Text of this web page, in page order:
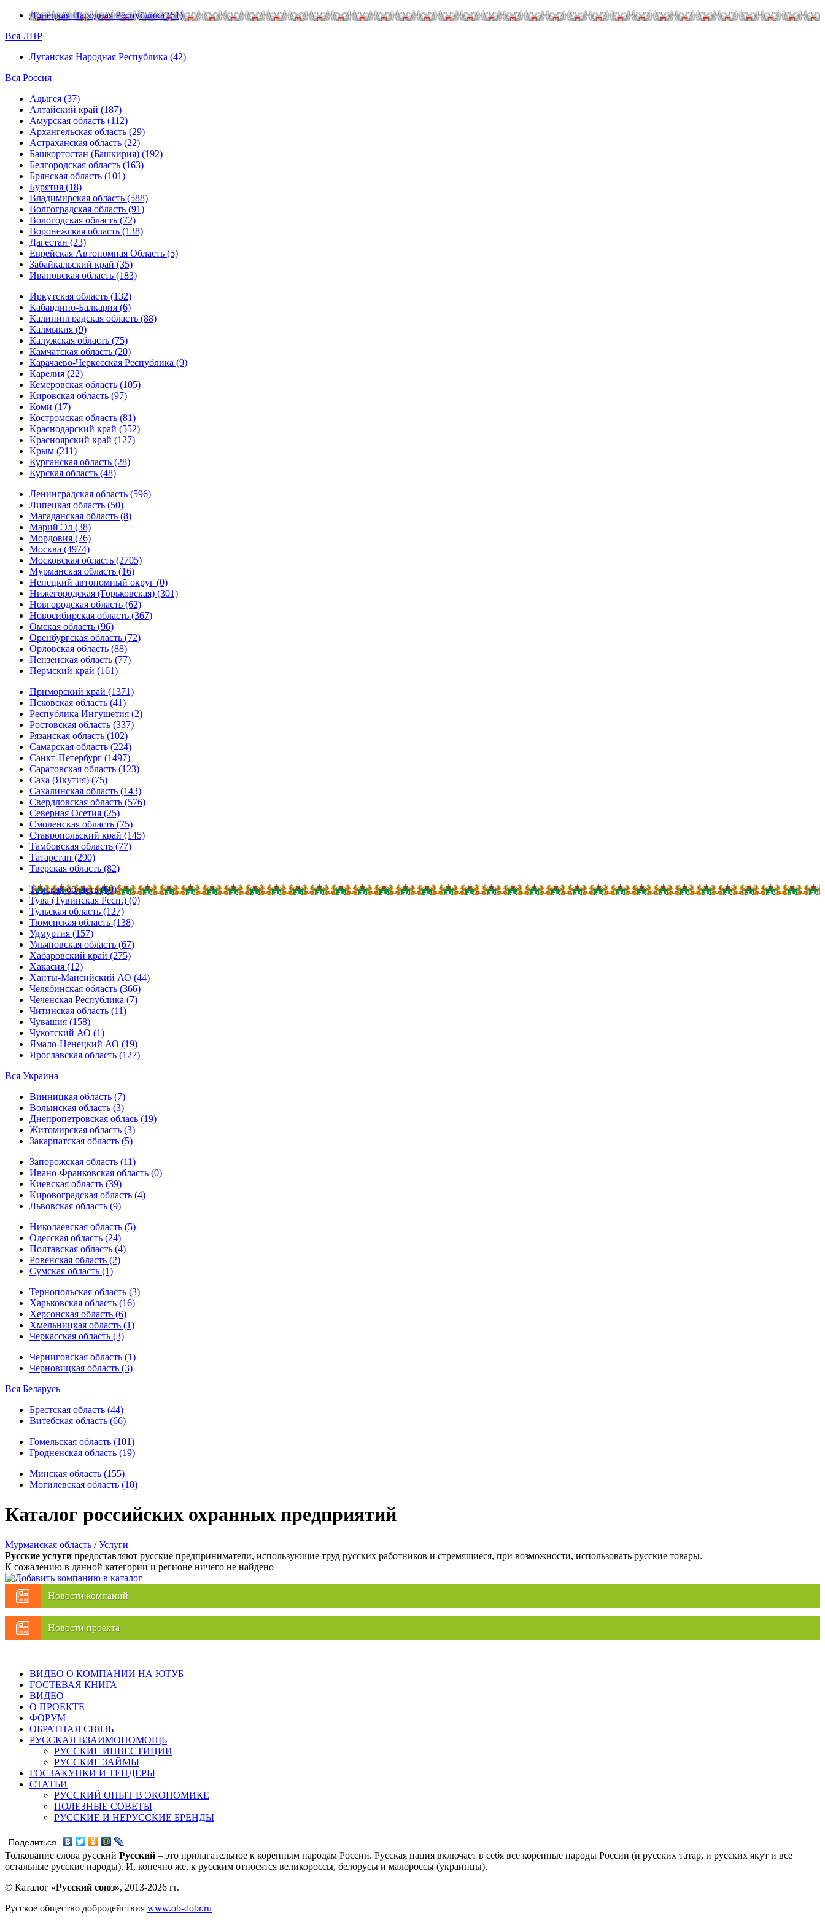
Донецкая Народная Республика (61)
Вся ЛНР
Луганская Народная Республика (42)
Вся Россия
Адыгея (37)
Алтайский край (187)
Амурская область (112)
Архангельская область (29)
Астраханская область (22)
Башкортостан (Башкирия) (192)
Белгородская область (163)
Брянская область (101)
Бурятия (18)
Владимирская область (588)
Волгоградская область (91)
Вологодская область (72)
Воронежская область (138)
Дагестан (23)
Еврейская Автономная Область (5)
Забайкальский край (35)
Ивановская область (183)
Иркутская область (132)
Кабардино-Балкария (6)
Калининградская область (88)
Калмыкия (9)
Калужская область (75)
Камчатская область (20)
Карачаево-Черкесская Республика (9)
Карелия (22)
Кемеровская область (105)
Кировская область (97)
Коми (17)
Костромская область (81)
Краснодарский край (552)
Красноярский край (127)
Крым (211)
Курганская область (28)
Курская область (48)
Ленинградская область (596)
Липецкая область (50)
Магаданская область (8)
Марий Эл (38)
Мордовия (26)
Москва (4974)
Московская область (2705)
Мурманская область (16)
Ненецкий автономный округ (0)
Нижегородская (Горьковская) (301)
Новгородская область (62)
Новосибирская область (367)
Омская область (96)
Оренбургская область (72)
Орловская область (88)
Пензенская область (77)
Пермский край (161)
Приморский край (1371)
Псковская область (41)
Республика Ингушетия (2)
Ростовская область (337)
Рязанская область (102)
Самарская область (224)
Санкт-Петербург (1497)
Саратовская область (123)
Саха (Якутия) (75)
Сахалинская область (143)
Свердловская область (576)
Северная Осетия (25)
Смоленская область (75)
Ставропольский край (145)
Тамбовская область (77)
Татарстан (290)
Тверская область (82)
Томская область (60)
Тува (Тувинская Респ.) (0)
Тульская область (127)
Тюменская область (138)
Удмуртия (157)
Ульяновская область (67)
Хабаровский край (275)
Хакасия (12)
Ханты-Мансийский АО (44)
Челябинская область (366)
Чеченская Республика (7)
Читинская область (11)
Чувашия (158)
Чукотский АО (1)
Ямало-Ненецкий АО (19)
Ярославская область (127)
Вся Украина
Винницкая область (7)
Волынская область (3)
Днепропетровская облась (19)
Житомирская область (3)
Закарпатская область (5)
Запорожская область (11)
Ивано-Франковская область (0)
Киевская область (39)
Кировоградская область (4)
Львовская область (9)
Николаевская область (5)
Одесская область (24)
Полтавская область (4)
Ровенская область (2)
Сумская область (1)
Тернопольская область (3)
Харьковская область (16)
Херсонская область (6)
Хмельницкая область (1)
Черкасская область (3)
Черниговская область (1)
Черновицкая область (3)
Вся Беларусь
Брестская область (44)
Витебская область (66)
Гомельская область (101)
Гродненская область (19)
Минская область (155)
Могилевская область (10)
Каталог российских охранных предприятий
Мурманская область /Услуги
Русские услуги предоставляют русские предприниматели, использующие труд русских работников и стремящиеся, при возможности, использовать русские товары.
К сожалению в данной категории и регионе ничего не найдено
Новости компаний
Новости проекта
ВИДЕО О КОМПАНИИ НА ЮТУБ
ГОСТЕВАЯ КНИГА
ВИДЕО
О ПРОЕКТЕ
ФОРУМ
ОБРАТНАЯ СВЯЗЬ
РУССКАЯ ВЗАИМОПОМОЩЬ
РУССКИЕ ИНВЕСТИЦИИ
РУССКИЕ ЗАЙМЫ
ГОСЗАКУПКИ И ТЕНДЕРЫ
СТАТЬИ
РУССКИЙ ОПЫТ В ЭКОНОМИКЕ
ПОЛЕЗНЫЕ СОВЕТЫ
РУССКИЕ И НЕРУССКИЕ БРЕНДЫ
Поделиться
Толкование слова русский Русский – это прилагательное к коренным народам России. Русская нация включает в себя все коренные народы России (и русских татар, и русских якут и все
остальные русские народы). И, конечно же, к русским относятся великороссы, белорусы и малороссы (украинцы).
© Каталог «Русский союз», 2013-2026 гг.
Русское общество добродействия www.ob-dobr.ru